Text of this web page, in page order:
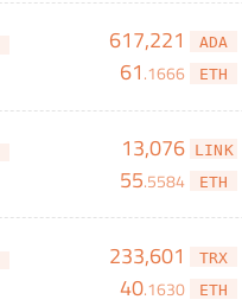
617,221 ADA
61.1666 ETH
13,076 LINK
55.5584 ETH
233,601 TRX
40.1630 ETH